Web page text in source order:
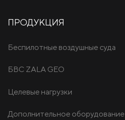
ПРОДУКЦИЯ
Беспилотные воздушные суда
БВС ZALA GEO
Целевые нагрузки
Дополнительное оборудование